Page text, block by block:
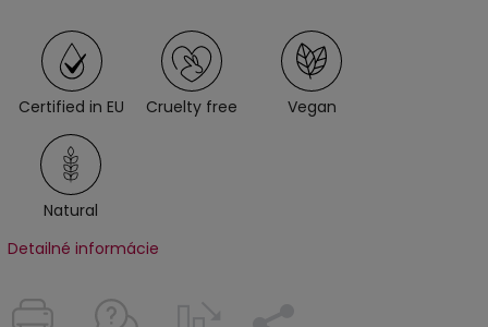
Certified in EU Cruelty free Vegan
Natural
Detailné informácie